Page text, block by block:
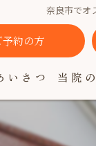
奈良市でオ
約の方
いさつ 当院
肩こり